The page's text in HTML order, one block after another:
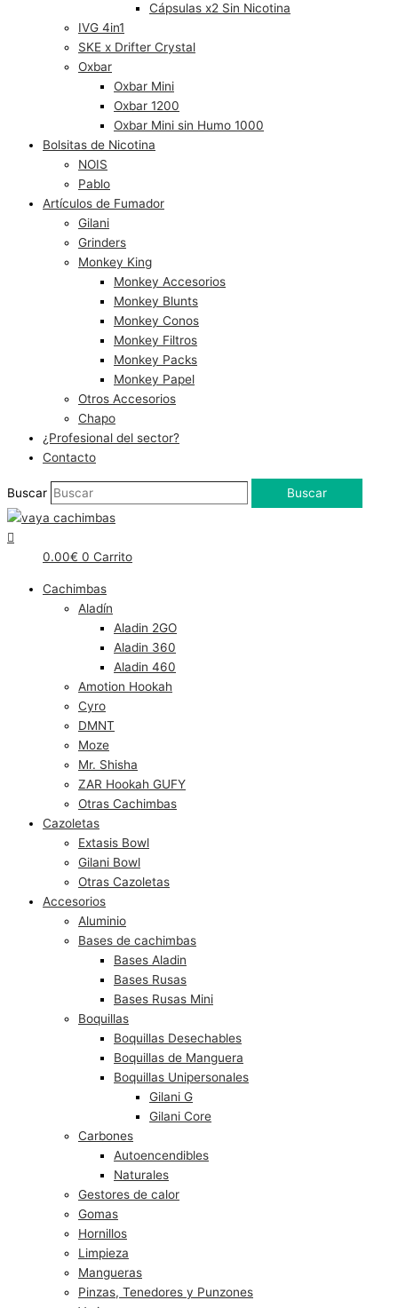
Cápsulas x2 Sin Nicotina
IVG 4in1
SKE x Drifter Crystal
Oxbar
Oxbar Mini
Oxbar 1200
Oxbar Mini sin Humo 1000
Bolsitas de Nicotina
NOIS
Pablo
Artículos de Fumador
Gilani
Grinders
Monkey King
Monkey Accesorios
Monkey Blunts
Monkey Conos
Monkey Filtros
Monkey Packs
Monkey Papel
Otros Accesorios
Chapo
¿Profesional del sector?
Contacto
Buscar Buscar
0.00€ 0 Carrito
Cachimbas
Aladín
Aladin 2GO
Aladin 360
Aladin 460
Amotion Hookah
Cyro
DMNT
Moze
Mr. Shisha
ZAR Hookah GUFY
Otras Cachimbas
Cazoletas
Extasis Bowl
Gilani Bowl
Otras Cazoletas
Accesorios
Aluminio
Bases de cachimbas
Bases Aladin
Bases Rusas
Bases Rusas Mini
Boquillas
Boquillas Desechables
Boquillas de Manguera
Boquillas Unipersonales
Gilani G
Gilani Core
Carbones
Autoencendibles
Naturales
Gestores de calor
Gomas
Hornillos
Limpieza
Mangueras
Pinzas, Tenedores y Punzones